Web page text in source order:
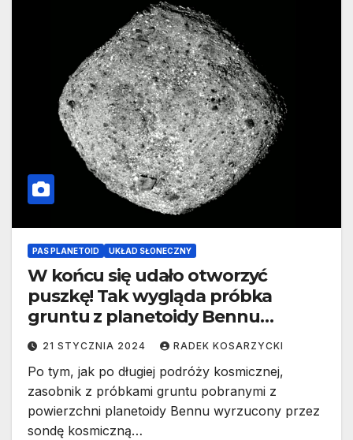
PAS PLANETOID UKŁAD SŁONECZNY
W końcu się udało otworzyć
puszkę! Tak wygląda próbka
gruntu z planetoidy Bennu
[zdjęcia]
21 STYCZNIA 2024 RADEK KOSARZYCKI
Po tym, jak po długiej podróży kosmicznej,
zasobnik z próbkami gruntu pobranymi z
powierzchni planetoidy Bennu wyrzucony przez
sondę kosmiczną…